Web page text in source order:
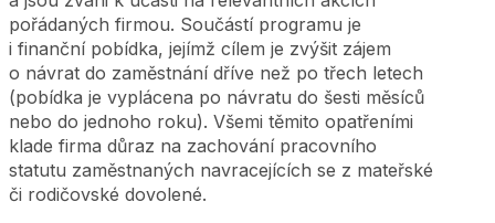
pořádaných firmou. Součástí programu je
i finanční pobídka, jejímž cílem je zvýšit zájem
o návrat do zaměstnání dříve než po třech letech
(pobídka je vyplácena po návratu do šesti měsíců
nebo do jednoho roku). Všemi těmito opatřeními
klade firma důraz na zachování pracovního
statutu zaměstnaných navracejících se z mateřské
či rodičovské dovolené.